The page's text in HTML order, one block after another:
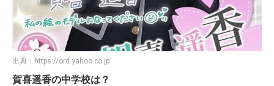
出典： https://ord.yahoo.co.jp
賀喜遥香の中学校は？